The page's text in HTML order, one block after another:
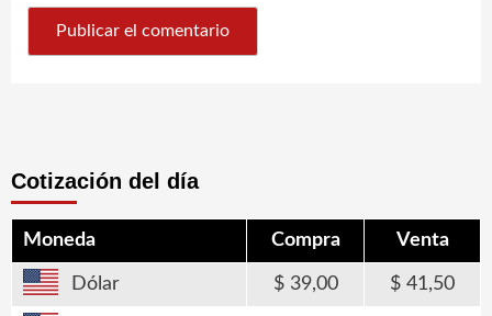
Cotización del día
Moneda Compra Venta
Dólar 39,00 41,50